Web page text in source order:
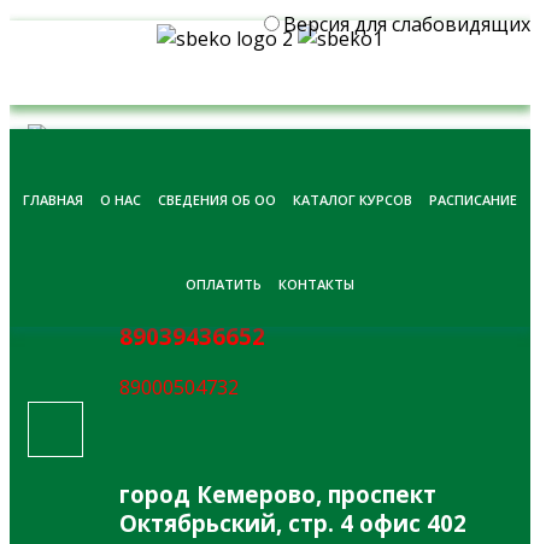
Версия для слабовидящих
ГЛАВНАЯ О НАС СВЕДЕНИЯ ОБ ОО КАТАЛОГ КУРСОВ РАСПИСАНИЕ
ОПЛАТИТЬ КОНТАКТЫ
89039436652
89000504732
гopoд Кемерово, проспект
Октябрьский, стр. 4 офис 402